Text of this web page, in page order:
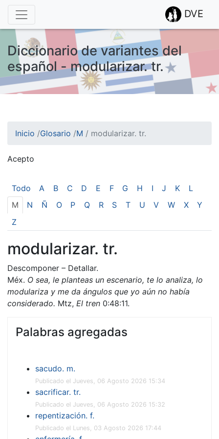
DVE
Diccionario de variantes del
español - modularizar. tr.
Inicio /Glosario /M / modularizar. tr.
Acepto
Todo A B C D E F G H I J K
L
M
N Ñ O P Q R S T U V W X
Y
Z
modularizar. tr.
Descomponer – Detallar.
Méx. O sea, le planteas un escenario, te lo analiza, lo
modulariza y me da ángulos que yo aún no había
considerado. Mtz, El tren 0:48:11.
Palabras agregadas
sacudo. m.
Publicado el Jueves, 06 Agosto 2026 15:34
sacrificar. tr.
Publicado el Jueves, 06 Agosto 2026 15:32
repentización. f.
Publicado el Lunes, 03 Agosto 2026 17:44